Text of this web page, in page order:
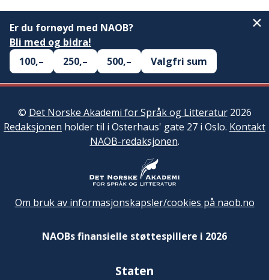
Er du fornøyd med NAOB?
Bli med og bidra!
100,–
250,– 500,– Valgfri sum
© Det Norske Akademi for Språk og Litteratur2026
Redaksjonen holder til i Osterhaus' gate 27 i Oslo. Kontakt
NAOB-redaksjonen.
Om bruk av informasjonskapsler/cookies på naob.no
NAOBs finansielle støttespillere i 2026
Staten